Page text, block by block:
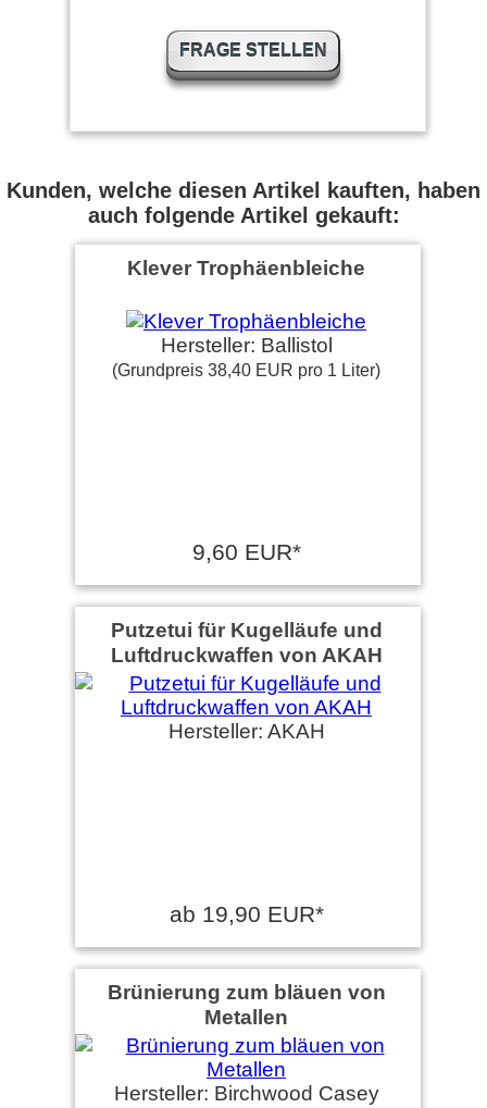
FRAGE STELLEN
Kunden, welche diesen Artikel kauften, haben
auch folgende Artikel gekauft:
Klever Trophäenbleiche
Hersteller: Ballistol
(Grundpreis 38,40 EUR pro 1 Liter)
9,60 EUR*
Putzetui für Kugelläufe und
Luftdruckwaffen von AKAH
Hersteller: AKAH
ab 19,90 EUR*
Brünierung zum bläuen von
Metallen
Hersteller: Birchwood Casey